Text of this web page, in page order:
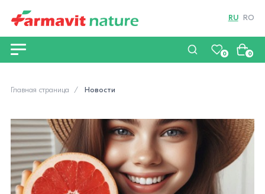
RU RO
0 0
Главная страница Новости